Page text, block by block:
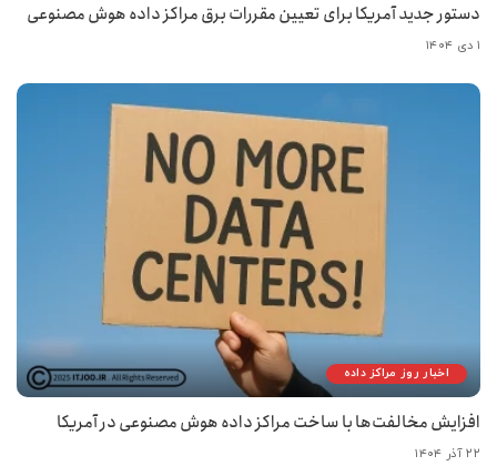
دستور جدید آمریکا برای تعیین مقررات برق مراکز داده هوش مصنوعی
۱ دی ۱۴۰۴
اخبار روز مراکز داده
افزایش مخالفت‌ها با ساخت مراکز داده هوش مصنوعی در آمریکا
۲۲ آذر ۱۴۰۴